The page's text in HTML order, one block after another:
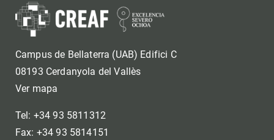
Campus de Bellaterra (UAB) Edifici C
08193 Cerdanyola del Vallès
Ver mapa
Tel: +34 93 5811312
Fax: +34 93 5814151